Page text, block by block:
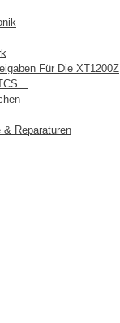
Für Die XT1200Z
Reparaturen